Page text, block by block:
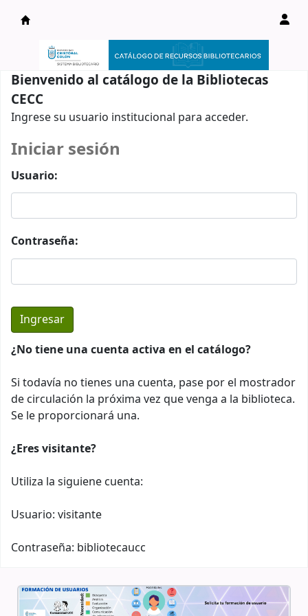
Catálogo en línea
Bienvenido al catálogo de la Bibliotecas
CECC
Ingrese su usuario institucional para acceder.
Iniciar sesión
Usuario:
Contraseña:
¿No tiene una cuenta activa en el catálogo?
Si todavía no tienes una cuenta, pase por el mostrador
de circulación la próxima vez que venga a la biblioteca.
Se le proporcionará una.
¿Eres visitante?
Utiliza la siguiene cuenta:
Usuario: visitante
Contraseña: bibliotecaucc